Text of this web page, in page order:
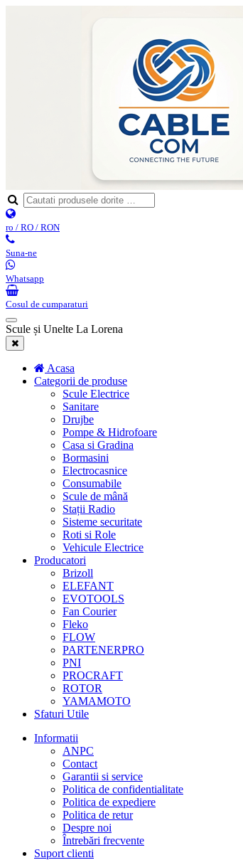
ro / RO / RON
Suna-ne
Whatsapp
Cosul de cumparaturi
Scule și Unelte La Lorena
Acasa
Categorii de produse
Scule Electrice
Sanitare
Drujbe
Pompe & Hidrofoare
Casa si Gradina
Bormasini
Electrocasnice
Consumabile
Scule de mână
Stații Radio
Sisteme securitate
Roti si Role
Vehicule Electrice
Producatori
Brizoll
ELEFANT
EVOTOOLS
Fan Courier
Fleko
FLOW
PARTENERPRO
PNI
PROCRAFT
ROTOR
YAMAMOTO
Sfaturi Utile
Informatii
ANPC
Contact
Garantii si service
Politica de confidentialitate
Politica de expediere
Politica de retur
Despre noi
Întrebări frecvente
Suport clienti